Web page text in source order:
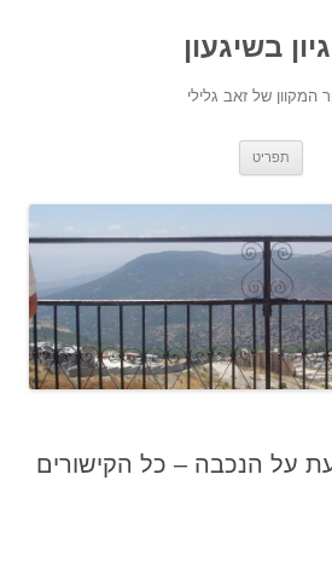
בשיגעון
המקוון של זאב גלילי
תפריט
על הנכבה – כל הקישורים